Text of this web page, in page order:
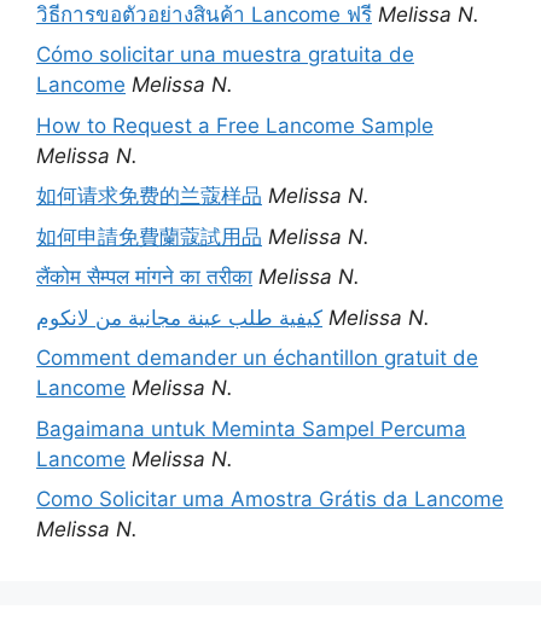
วิธีการขอตัวอย่างสินค้า Lancome ฟรี Melissa N.
Cómo solicitar una muestra gratuita de
Lancome Melissa N.
How to Request a Free Lancome Sample
Melissa N.
如何请求免费的兰蔻样品 Melissa N.
如何申請免費蘭蔻試用品 Melissa N.
लैंकोम सैम्पल मांगने का तरीका Melissa N.
كيفية طلب عينة مجانية من لانكوم Melissa N.
Comment demander un échantillon gratuit de
Lancome Melissa N.
Bagaimana untuk Meminta Sampel Percuma
Lancome Melissa N.
Como Solicitar uma Amostra Grátis da Lancome
Melissa N.